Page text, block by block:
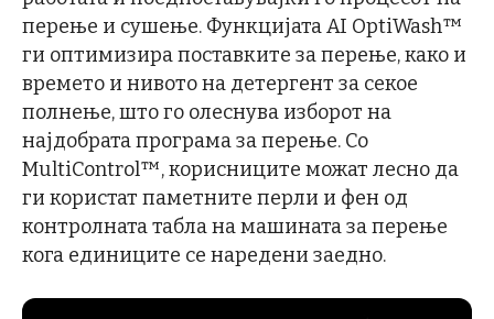
перење и сушење. Функцијата AI OptiWash™
ги оптимизира поставките за перење, како и
времето и нивото на детергент за секое
полнење, што го олеснува изборот на
најдобрата програма за перење. Со
MultiControl™, корисниците можат лесно да
ги користат паметните перли и фен од
контролната табла на машината за перење
кога единиците се наредени заедно.